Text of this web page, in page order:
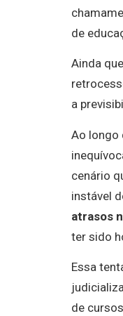
de
Ainda
a
Ao longo
cenário
instável
atrasos
ter sido
Essa
de